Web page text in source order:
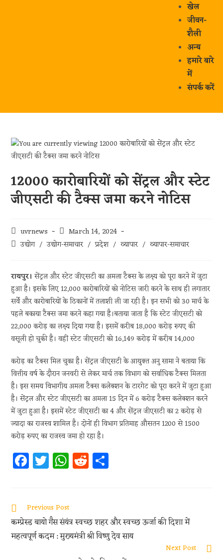
खेल
जीवन-
शैली
अन्य
हमारे बारे
में
संपर्क करें
12000 कारोबारियों को सेंट्रल और स्टेट
जीएसटी की टैक्स जमा करने नोटिस
uvrnews
March 14, 2024
उद्योग / उद्योग-समाचार / प्रदेश / व्यापार / व्यापार-समाचार
रायपुर। सेंट्रल और स्टेट जीएसटी का अमला टैक्स के लक्ष्य को पूरा करने में जुटा
हुआ है। इसके लिए 12,000 कारोबारियों को नोटिस जारी करने के साथ ही लगातार
सर्वे और कारोबारियों के ठिकानों में तलाशी ली जा रही है। इन सभी को 30 मार्च के
पहले बकाया टैक्स जमा करने कहा गया है।बताया जाता है कि स्टेट जीएसटी को
22,000 करोड़ का लक्ष्य दिया गया है। इसमें करीब 18,000 करोड़ रुपए की
वसूली हो चुकी है। वहीं स्टेट जीएसटी को 16,149 करोड़ में करीब 14,000
करोड़ का टैक्स मिल चुका है। सेंट्रल जीएसटी के आयुक्त अनु सामा ने बताया कि
वित्तीय वर्ष के दौरान जनवरी से लेकर मार्च तक विभाग को सर्वाधिक टैक्स मिलता
है। इस समय विभागीय अमला टैक्स कलेक्शन के टारगेट को पूरा करने में जुटा हुआ
है। सेंट्रल और स्टेट जीएसटी का अमला 15 दिन में 6 करोड़ टैक्स कलेक्शन करने
में जुटा हुआ है। इसमें स्टेट जीएसटी का 4 और सेंट्रल जीएसटी का 2 करोड़ से
ज्यादा का राजस्व शामिल है। दोनों ही विभाग प्रतिमाह औसतन 1200 से 1500
करोड़ रुपए का राजस्व जमा हो रहा है।
Fa
ce
oo
k
T
w
er
W
h
s
A
p
R
e
t
Previous Post
कम्प्रेस्ड बायो गैस संयंत्र स्वच्छ शहर और स्वच्छ ऊर्जा की दिशा में
महत्वपूर्ण कदम : मुख्यमंत्री श्री विष्णु देव साय
Next Post